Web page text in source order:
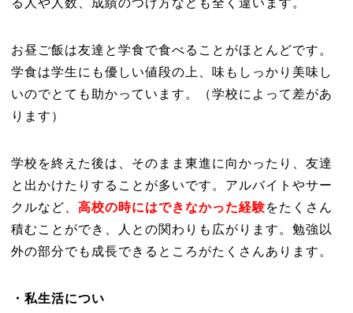
る人や人数、成績のつけ方なども全く違います。
お昼ご飯は友達と学食で食べることがほとんどです。
学食は学生にも優しい値段の上、味もしっかり美味し
いのでとても助かっています。（学校によって差があ
ります）
学校を終えた後は、そのまま東進に向かったり、友達
と出かけたりすることが多いです。アルバイトやサー
クルなど、 高校の時にはできなかった経験をたくさん
積むことができ、人との関わりも広がります。勉強以
外の部分でも成長できるところがたくさんあります。
・私生活につい